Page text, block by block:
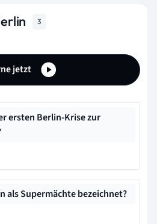
3
jetzt
ersten Berlin-Krise zur
als Supermächte bezeichnet?